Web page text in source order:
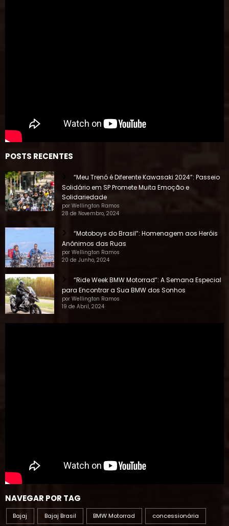
POSTS RECENTES
“Meu Trenó é Diferente Kawasaki 2024”: Passeio
Solidário em SP Promete Muita Emoção e
Solidariedade
por Wellington Ramos
28 de Novembro, 2024
“Motoboys do Brasil”: Homenagem aos Heróis
Anônimos das Ruas
por Wellington Ramos
20 de Junho, 2024
“Ride Week BMW Motorrad”: A Semana Especial
para Encontrar a Sua BMW dos Sonhos
por Wellington Ramos
19 de Abril, 2024
NAVEGAR POR TAG
Bajaj Bajaj Brasil BMW Motorrad concessionária